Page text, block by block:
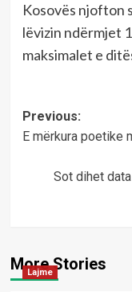
Kosovës njofton
lëvizin ndërmjet
maksimalet e
Post
Previous:
E mërkura poetike
Sot dihet
More Stories
Lajme